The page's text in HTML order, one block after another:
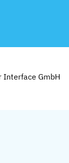
Interface GmbH